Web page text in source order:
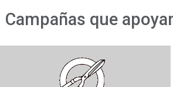
Campañas que